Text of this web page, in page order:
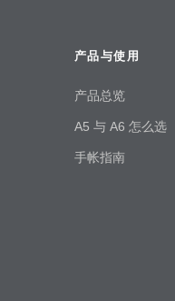
产品与使用
产品总览
A5 与 A6 怎么选
手帐指南